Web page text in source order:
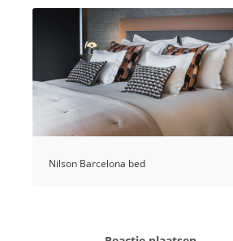
Nilson Barcelona bed